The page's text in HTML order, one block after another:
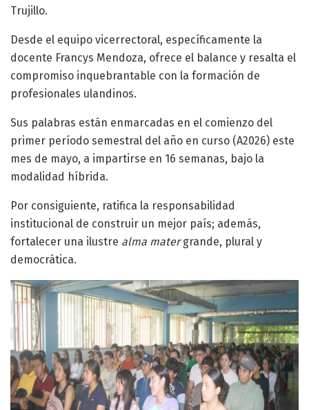
Trujillo.
Desde el equipo vicerrectoral, específicamente la
docente Francys Mendoza, ofrece el balance y resalta el
compromiso inquebrantable con la formación de
profesionales ulandinos.
Sus palabras están enmarcadas en el comienzo del
primer período semestral del año en curso (A2026) este
mes de mayo, a impartirse en 16 semanas, bajo la
modalidad híbrida.
Por consiguiente, ratifica la responsabilidad
institucional de construir un mejor país; además,
fortalecer una ilustre alma matergrande, plural y
democrática.